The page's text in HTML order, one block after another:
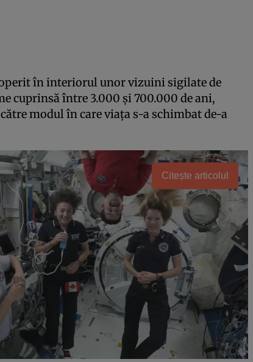
în interiorul unor vizuini sigilate de
cuprinsă între 3.000 și 700.000 de ani,
modul în care viața s-a schimbat de-a
Citește articolul